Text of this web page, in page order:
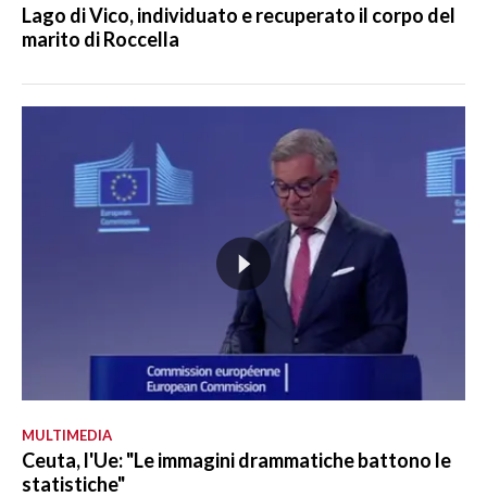
Lago di Vico, individuato e recuperato il corpo del
marito di Roccella
MULTIMEDIA
Ceuta, l'Ue: "Le immagini drammatiche battono le
statistiche"